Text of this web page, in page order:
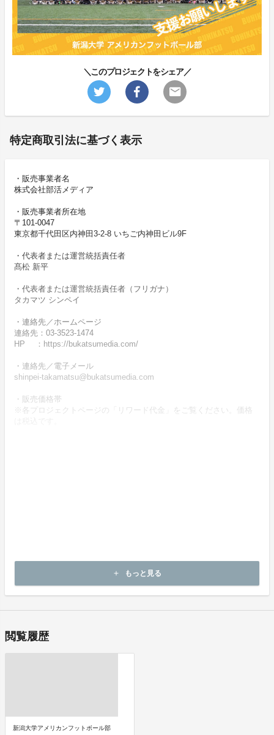
＼このプロジェクトをシェア／
特定商取引法に基づく表示
・販売事業者名
株式会社部活メディア
・販売事業者所在地
〒101-0047
東京都千代田区内神田3-2-8 いちご内神田ビル9F
・代表者または運営統括責任者
髙松 新平
・代表者または運営統括責任者（フリガナ）
タカマツ シンペイ
・連絡先／ホームページ
連絡先：03-3523-1474
HP ：https://bukatsumedia.com/
・連絡先／電子メール
shinpei-takamatsu@bukatsumedia.com
・販売価格帯
※各プロジェクトページの「リワード代金」をご覧ください。価格
本プロジェクトは実行確約型です。
add もっと見る
閲覧履歴
新潟大学アメリカンフットボール部